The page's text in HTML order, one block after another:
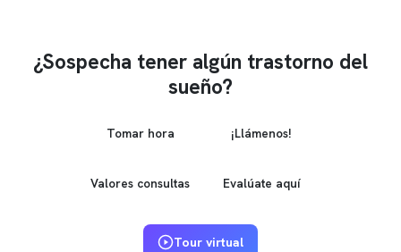
¿Sospecha tener algún trastorno del
sueño?
Tomar hora ¡Llámenos!
Valores consultas Evalúate aquí
Tour virtual